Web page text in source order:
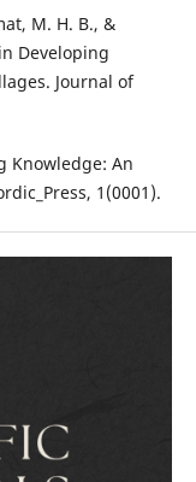
M. H. B., &
Developing
Journal of
Knowledge: An
1(0001).